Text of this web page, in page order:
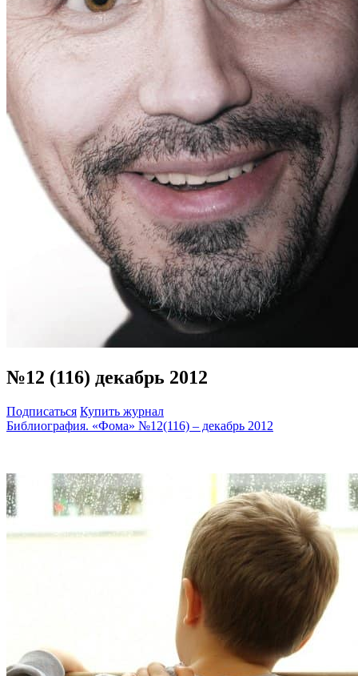
№12 (116) декабрь 2012
Подписаться Купить журнал
Библиография. «Фома» №12(116) – декабрь 2012